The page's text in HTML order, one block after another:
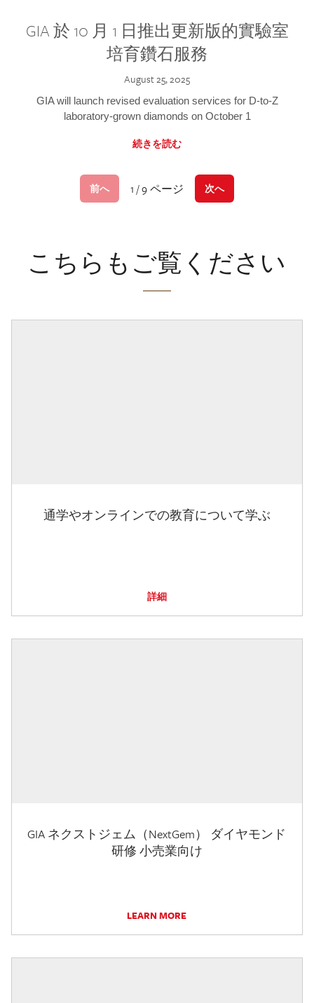
GIA 於 10 月 1 日推出更新版的實驗室
培育鑽石服務
August 25, 2025
GIA will launch revised evaluation services for D-to-Z
laboratory-grown diamonds on October 1
続きを読む
前へ 1 / 9 ページ 次へ
こちらもご覧ください
通学やオンラインでの教育について学ぶ
詳細
GIA ネクストジェム（NextGem） ダイヤモンド
研修 小売業向け
LEARN MORE